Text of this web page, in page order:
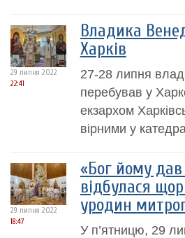
29 липня 2022
22:41
Владика
Харків
27-28 липня
перебував у
екзархом
вірними у
29 липня 2022
18:47
«Бог йому дав
відбулася
уродин
У п’ятницю, 29